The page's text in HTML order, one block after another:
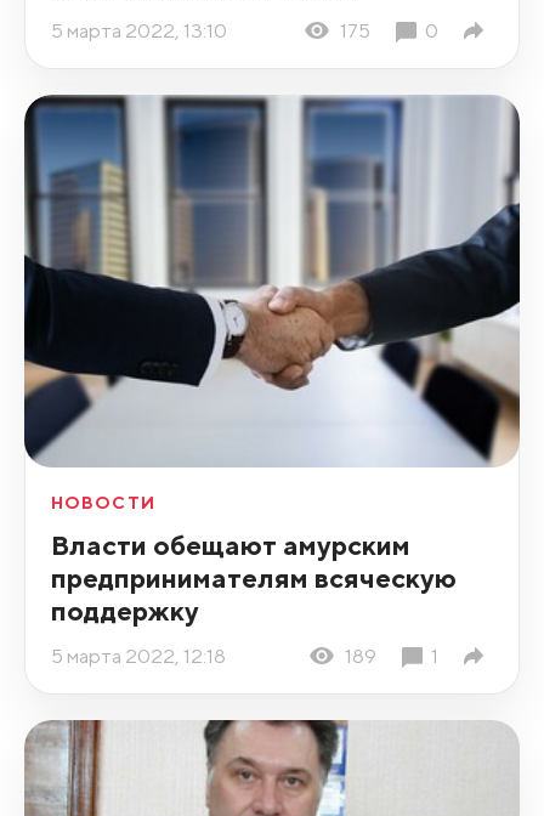
5 марта 2022, 13:10 175 0
НОВОСТИ
Власти обещают амурским
предпринимателям всяческую
поддержку
5 марта 2022, 12:18 189 1